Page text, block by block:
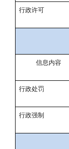
行政许可
信息内容
行政处罚
行政强制